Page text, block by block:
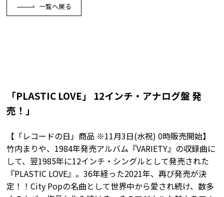
一覧へ戻る
「PLASTIC LOVE」 12インチ・アナログ盤 発
売！」
【「レコードの日」商品 ※11月3日(水祝) 0時販売開始】
竹内まりや、1984年発売アルバム『VARIETY』の収録曲に
して、翌1985年に12インチ・シングルとして発売された
『PLASTIC LOVE』。36年経った2021年、再び発売が決
定！！City Popの名曲として世界中から愛され続け、数多